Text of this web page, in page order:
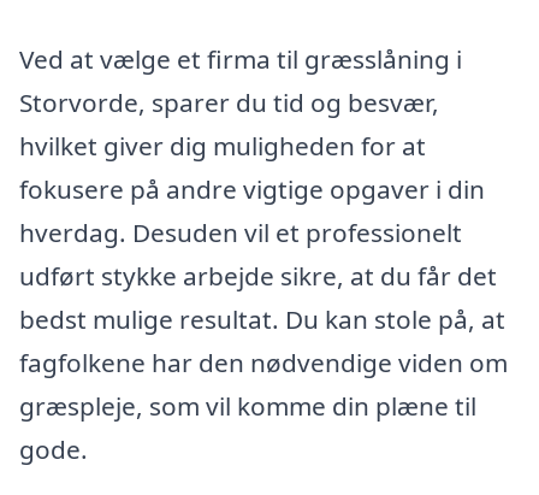
Ved at vælge et firma til græsslåning i
Storvorde, sparer du tid og besvær,
hvilket giver dig muligheden for at
fokusere på andre vigtige opgaver i din
hverdag. Desuden vil et professionelt
udført stykke arbejde sikre, at du får det
bedst mulige resultat. Du kan stole på, at
fagfolkene har den nødvendige viden om
græspleje, som vil komme din plæne til
gode.